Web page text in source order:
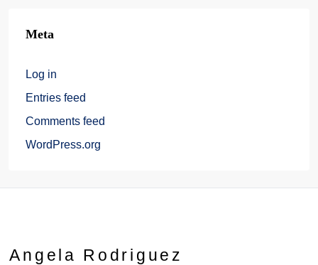
Meta
Log in
Entries feed
Comments feed
WordPress.org
Angela Rodriguez